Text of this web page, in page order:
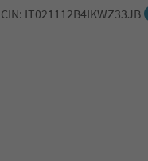
CIN: IT021112B4IKWZ33JB